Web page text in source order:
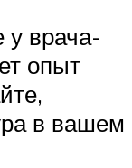
у врача-
опыт
в вашем